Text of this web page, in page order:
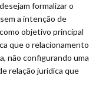
formalizar o
a intenção de
objetivo principal
que o relacionamento
não configurando uma
relação jurídica que